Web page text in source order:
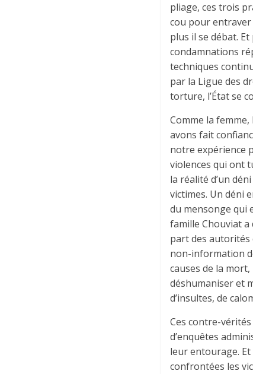
pliage, ces trois
cou pour entraver
plus il se débat.
condamnations
techniques
par la Ligue des
torture, l’État se
Comme la
avons fait
notre expérience
violences qui ont
la réalité d’un
victimes. Un déni
du mensonge qui
famille Chouviat a
part des autorités
non-information
causes de la
déshumaniser et
d’insultes, de
Ces contre-
d’enquêtes
leur entourage.
confrontées les